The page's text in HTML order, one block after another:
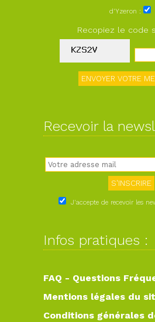
d'Yzeron :
Recopiez le code
Recevoir la
J'accepte de recevoir les
Infos pratiques :
FAQ - Questions
Mentions légales du
Conditions générales